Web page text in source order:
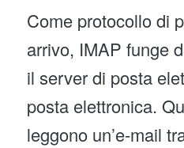
Come protocollo di
arrivo, IMAP funge
il server di posta
posta elettronica.
leggono un’e-mail